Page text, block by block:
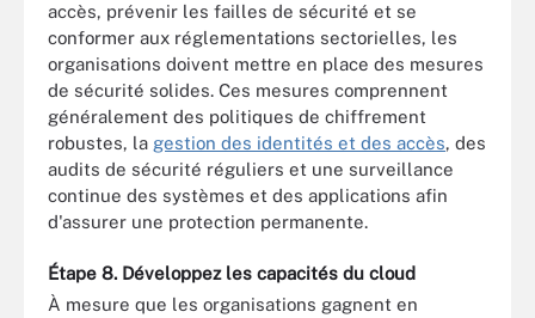
accès, prévenir les failles de sécurité et se
conformer aux réglementations sectorielles, les
organisations doivent mettre en place des mesures
de sécurité solides. Ces mesures comprennent
généralement des politiques de chiffrement
robustes, la gestion des identités et des accès, des
audits de sécurité réguliers et une surveillance
continue des systèmes et des applications afin
d'assurer une protection permanente.
Étape 8. Développez les capacités du cloud
À mesure que les organisations gagnent en